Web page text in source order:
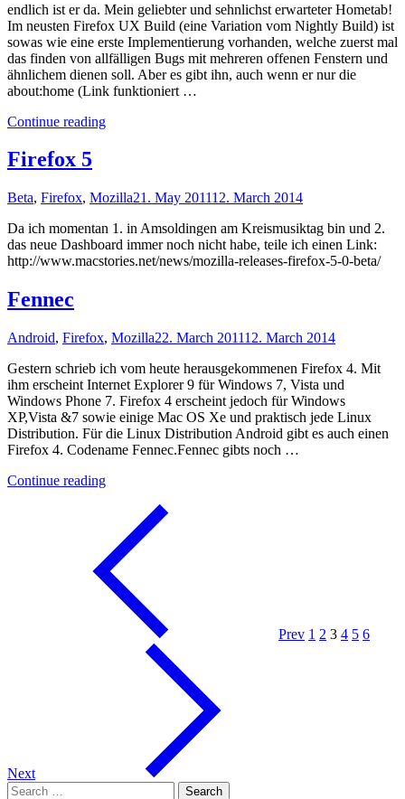
endlich ist er da. Mein geliebter und sehnlichst erwarteter Hometab!
Im neusten Firefox UX Build (eine Variation vom Nightly Build) ist
sowas wie eine erste Implementierung vorhanden, welche zuerst mal
das finden von allfälligen Bugs mit mehreren offenen Fenstern und
ähnlichem dienen soll. Aber es gibt ihn, auch wenn er nur die
about:home (Link funktioniert …
Continue reading"Hometab"
Firefox 5
Beta, Firefox, Mozilla21. May 201112. March 2014
Da ich momentan 1. in Amsoldingen am Kreismusiktag bin und 2.
das neue Dashboard immer noch nicht habe, teile ich einen Link:
http://www.macstories.net/news/mozilla-releases-firefox-5-0-beta/
Fennec
Android, Firefox, Mozilla22. March 201112. March 2014
Gestern schrieb ich vom heute herausgekommenen Firefox 4. Mit
ihm erscheint Internet Explorer 9 für Windows 7, Vista und
Windows Phone 7. Firefox 4 erscheint jedoch für Windows
XP,Vista &7 sowie einige Mac OS Xe und praktisch jede Linux
Distribution. Für die Linux Distribution Android gibt es auch einen
Firefox 4. Codename Fennec.Fennec gibts noch …
Continue reading"Fennec"
Prev 1 2 3 4 5 6
Next
Search